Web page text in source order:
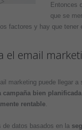
Entonces
que se
factores y hay que
el email
marketing puede llegar
campaña bien
rentable.
de datos basados en la